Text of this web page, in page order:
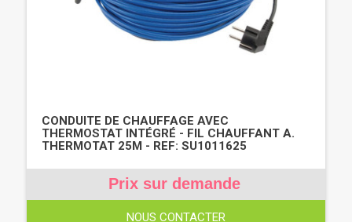
CONDUITE DE CHAUFFAGE AVEC
THERMOSTAT INTÉGRÉ - FIL CHAUFFANT A.
THERMOTAT 25M - REF: SU1011625
Prix sur demande
NOUS CONTACTER